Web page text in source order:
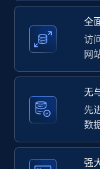
LinkedIn posts
URL
URL, ID, User id,
text, Date
11.3K+
全
访
网
无
先
数
强